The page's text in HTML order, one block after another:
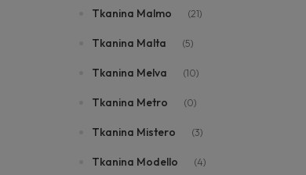
Tkanina Malmo (21)
Tkanina Malta (5)
Tkanina Melva (10)
Tkanina Metro (0)
Tkanina Mistero (3)
Tkanina Modello (4)